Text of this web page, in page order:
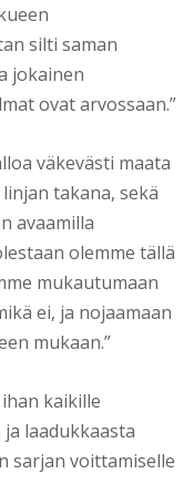
silti saman
jokainen
ovat arvossaan.”
väkevästi maata
takana, sekä
avaamilla
olemme tällä
mukautumaan
ei, ja nojaamaan
mukaan.”
kaikille
laadukkaasta
sarjan voittamiselle